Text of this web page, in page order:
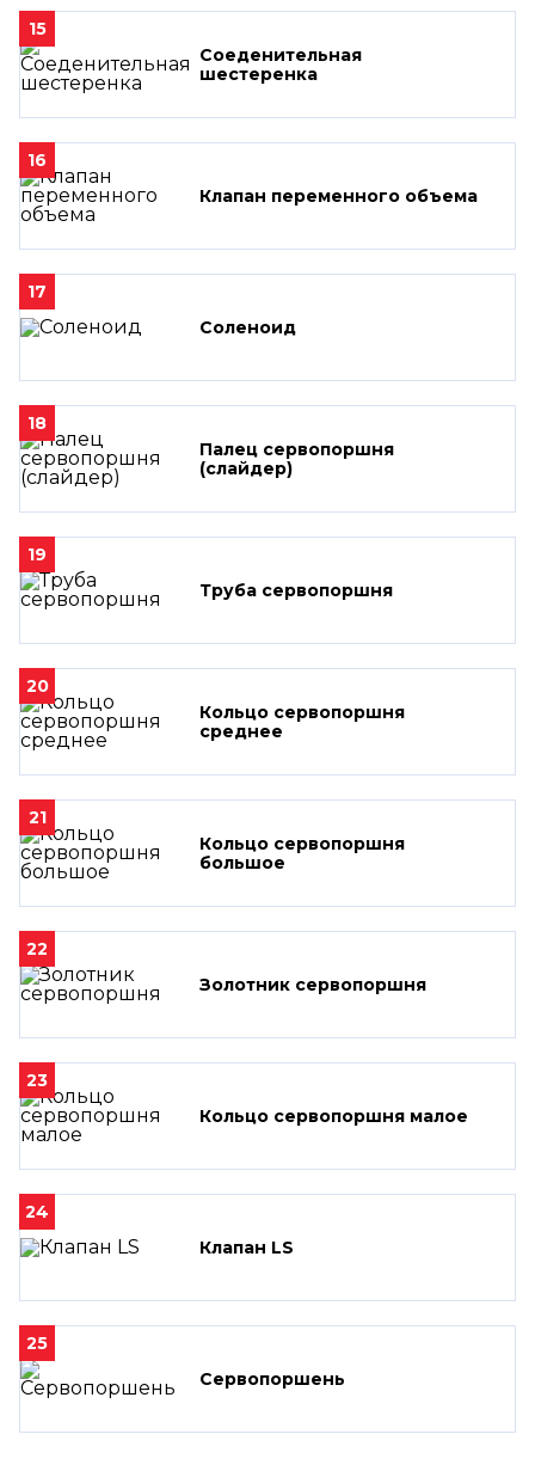
15
Соеденительная
шестеренка
16
Клапан переменного объема
17
Соленоид
18
Палец сервопоршня
(слайдер)
19
Труба сервопоршня
20
Кольцо сервопоршня
среднее
21
Кольцо сервопоршня
большое
22
Золотник сервопоршня
23
Кольцо сервопоршня малое
24
Клапан LS
25
Сервопоршень